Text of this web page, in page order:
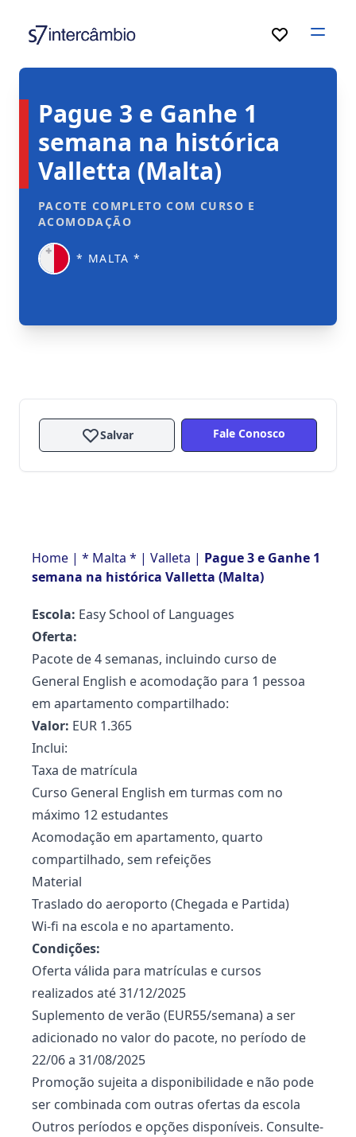
Open
Pague 3 e Ganhe 1
semana na histórica
Valletta (Malta)
PACOTE COMPLETO COM CURSO E
ACOMODAÇÃO
* MALTA *
Salvar Fale Conosco
Home | * Malta * | Valleta | Pague 3 e Ganhe 1
semana na histórica Valletta (Malta)
Escola: Easy School of Languages
Oferta:
Pacote de 4 semanas, incluindo curso de
General English e acomodação para 1 pessoa
em apartamento compartilhado:
Valor: EUR 1.365
Inclui:
Taxa de matrícula
Curso General English em turmas com no
máximo 12 estudantes
Acomodação em apartamento, quarto
compartilhado, sem refeições
Material
Traslado do aeroporto (Chegada e Partida)
Wi-fi na escola e no apartamento.
Condições:
Oferta válida para matrículas e cursos
realizados até 31/12/2025
Suplemento de verão (EUR55/semana) a ser
adicionado no valor do pacote, no período de
22/06 a 31/08/2025
Promoção sujeita a disponibilidade e não pode
ser combinada com outras ofertas da escola
Outros períodos e opções disponíveis. Consulte-